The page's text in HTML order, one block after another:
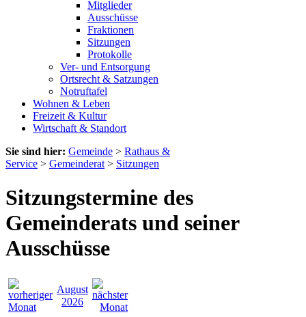
Mitglieder
Ausschüsse
Fraktionen
Sitzungen
Protokolle
Ver- und Entsorgung
Ortsrecht & Satzungen
Notruftafel
Wohnen & Leben
Freizeit & Kultur
Wirtschaft & Standort
Sie sind hier: Gemeinde > Rathaus &
Service > Gemeinderat > Sitzungen
Sitzungstermine des
Gemeinderats und seiner
Ausschüsse
August
2026